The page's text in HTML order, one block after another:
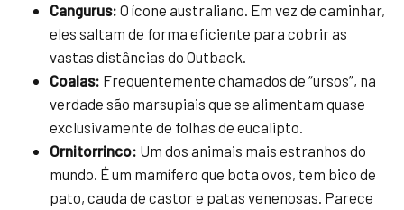
Cangurus: O ícone australiano. Em vez de caminhar,
eles saltam de forma eficiente para cobrir as
vastas distâncias do Outback.
Coalas: Frequentemente chamados de “ursos”, na
verdade são marsupiais que se alimentam quase
exclusivamente de folhas de eucalipto.
Ornitorrinco: Um dos animais mais estranhos do
mundo. É um mamífero que bota ovos, tem bico de
pato, cauda de castor e patas venenosas. Parece